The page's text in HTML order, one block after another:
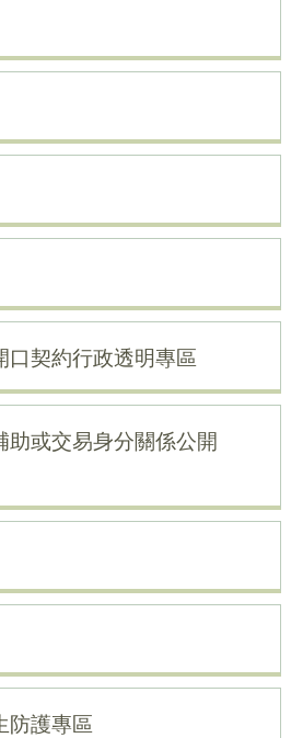
口契約行政透明專區
或交易身分關係公開
防護專區